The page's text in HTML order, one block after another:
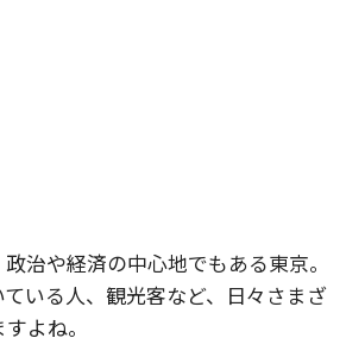
治や経済の中心地でもある東京。
いる人、観光客など、日々さまざ
よね。